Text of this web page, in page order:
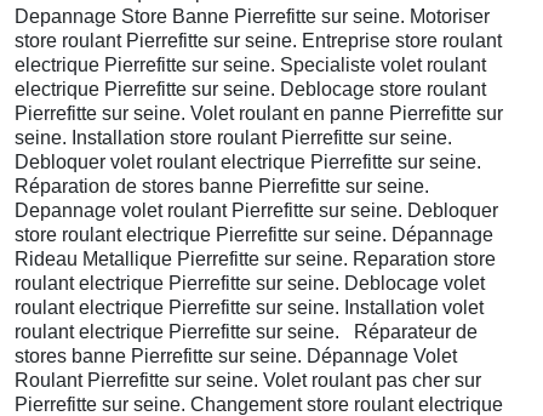
Depannage Store Banne Pierrefitte sur seine. Motoriser
store roulant Pierrefitte sur seine. Entreprise store roulant
electrique Pierrefitte sur seine. Specialiste volet roulant
electrique Pierrefitte sur seine. Deblocage store roulant
Pierrefitte sur seine. Volet roulant en panne Pierrefitte sur
seine. Installation store roulant Pierrefitte sur seine.
Debloquer volet roulant electrique Pierrefitte sur seine.
Réparation de stores banne Pierrefitte sur seine.
Depannage volet roulant Pierrefitte sur seine. Debloquer
store roulant electrique Pierrefitte sur seine. Dépannage
Rideau Metallique Pierrefitte sur seine. Reparation store
roulant electrique Pierrefitte sur seine. Deblocage volet
roulant electrique Pierrefitte sur seine. Installation volet
roulant electrique Pierrefitte sur seine. Réparateur de
stores banne Pierrefitte sur seine. Dépannage Volet
Roulant Pierrefitte sur seine. Volet roulant pas cher sur
Pierrefitte sur seine. Changement store roulant electrique